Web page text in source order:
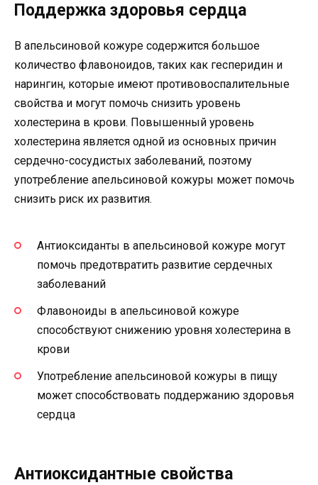
Поддержка здоровья сердца
В апельсиновой кожуре содержится большое
количество флавоноидов, таких как гесперидин и
нарингин, которые имеют противовоспалительные
свойства и могут помочь снизить уровень
холестерина в крови. Повышенный уровень
холестерина является одной из основных причин
сердечно-сосудистых заболеваний, поэтому
употребление апельсиновой кожуры может помочь
снизить риск их развития.
Антиоксиданты в апельсиновой кожуре могут
помочь предотвратить развитие сердечных
заболеваний
Флавоноиды в апельсиновой кожуре
способствуют снижению уровня холестерина в
крови
Употребление апельсиновой кожуры в пищу
может способствовать поддержанию здоровья
сердца
Антиоксидантные свойства